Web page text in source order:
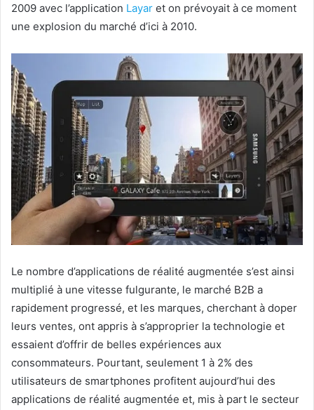
2009 avec l’application Layar et on prévoyait à ce moment
une explosion du marché d’ici à 2010.
Le nombre d’applications de réalité augmentée s’est ainsi
multiplié à une vitesse fulgurante, le marché B2B a
rapidement progressé, et les marques, cherchant à doper
leurs ventes, ont appris à s’approprier la technologie et
essaient d’offrir de belles expériences aux
consommateurs. Pourtant, seulement 1 à 2% des
utilisateurs de smartphones profitent aujourd’hui des
applications de réalité augmentée et, mis à part le secteur